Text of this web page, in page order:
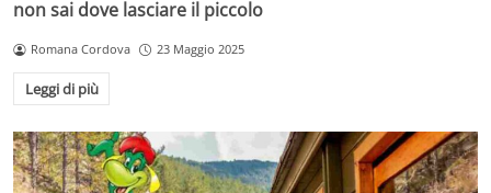
non sai dove lasciare il piccolo
Romana Cordova 23 Maggio 2025
Leggi di più